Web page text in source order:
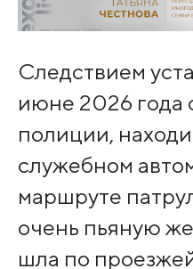
Следствием
июне 2026 года
полиции,
служебном
маршруте
очень пьяную
шла по